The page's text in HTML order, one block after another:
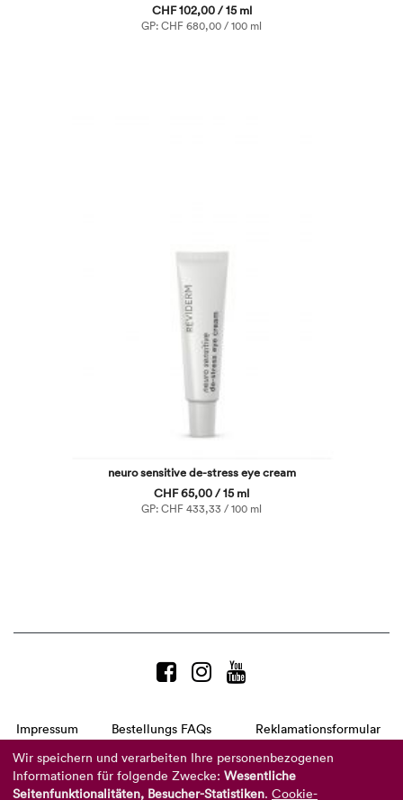
CHF 102,00 / 15 ml
GP: CHF 680,00 / 100 ml
neuro sensitive de-stress eye cream
CHF 65,00 / 15 ml
GP: CHF 433,33 / 100 ml
Impressum Bestellungs FAQs
Reklamationsformular
AGB
Datenschutzerklärung
Barrierefreiheitserklärung
Telefon:+49 8104 8873-310
(Mo-Do: 9-16 Uhr und Fr: 9-14 Uhr)
Wir speichern und verarbeiten Ihre personenbezogenen
Informationen für folgende Zwecke: Wesentliche
Seitenfunktionalitäten, Besucher-Statistiken. Cookie-